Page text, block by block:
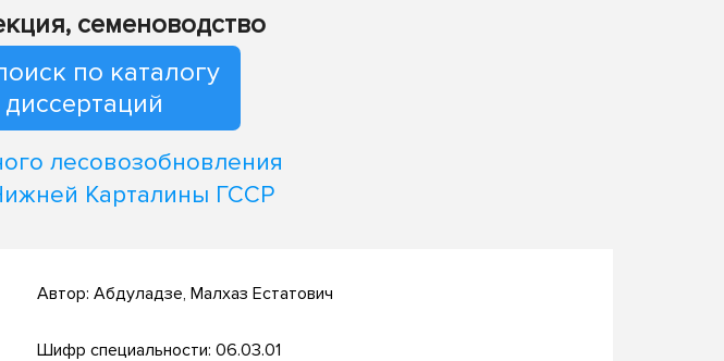
семеноводство
по каталогу
лесовозобновления
Карталины ГССР
Автор: Абдуладзе, Малхаз Естатович
Шифр специальности: 06.03.01